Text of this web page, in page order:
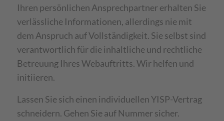
Ihren persönlichen Ansprechpartner erhalten Sie
verlässliche Informationen, allerdings nie mit
dem Anspruch auf Vollständigkeit. Sie selbst sind
verantwortlich für die inhaltliche und rechtliche
Betreuung Ihres Webauftritts. Wir helfen und
initiieren.
Lassen Sie sich einen individuellen YISP-Vertrag
schneidern. Gehen Sie auf Nummer sicher.